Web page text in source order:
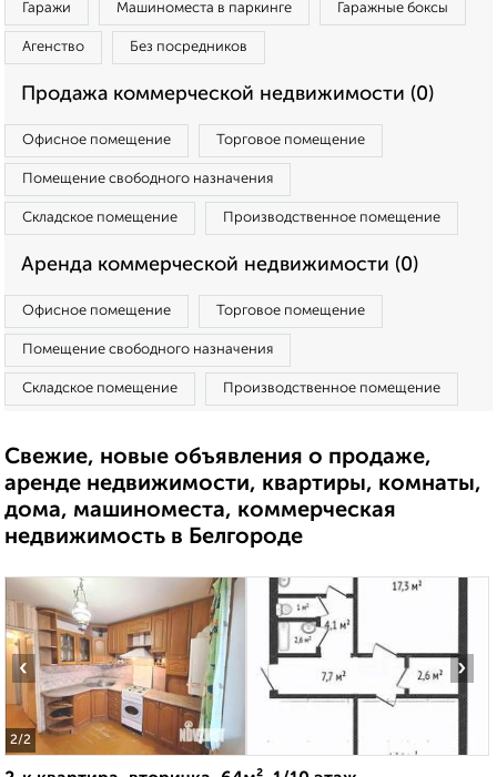
Гаражи Машиноместа в паркинге Гаражные боксы
Агенство Без посредников
Продажа коммерческой недвижимости (0)
Офисное помещение Торговое помещение
Помещение свободного назначения
Складское помещение Производственное помещение
Аренда коммерческой недвижимости (0)
Офисное помещение Торговое помещение
Помещение свободного назначения
Складское помещение Производственное помещение
Свежие, новые объявления о продаже,
аренде недвижимости, квартиры, комнаты,
дома, машиноместа, коммерческая
недвижимость в Белгороде
2/2
‹ ›